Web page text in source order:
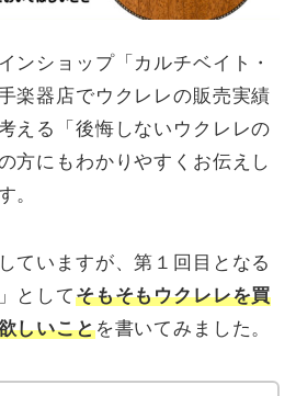
ンショップ「カルチベイト・
楽器店でウクレレの販売実績
える「後悔しないウクレレの
方にもわかりやすくお伝えし
。
ていますが、第１回目となる
としてそもそもウクレレを買
しいことを書いてみました。